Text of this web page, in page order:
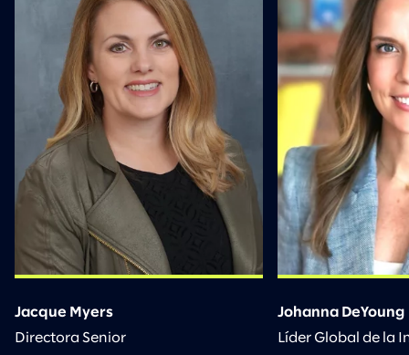
Jacque Myers
Directora Senior
Johanna DeYoung
Líder Global de la